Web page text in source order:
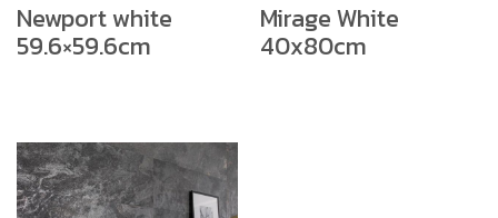
Newport white
59.6×59.6cm
Mirage White
40x80cm